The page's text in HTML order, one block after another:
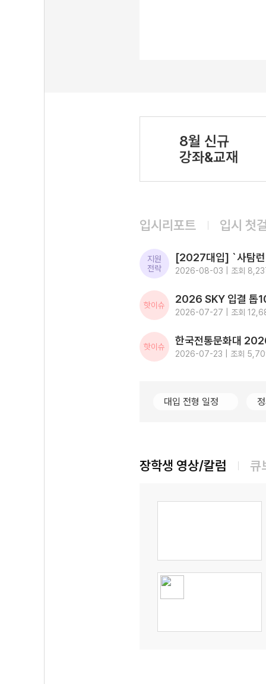
8월 신규
강좌&교재
입시리포트 입시 첫
지원
전략
2026-08-03 | 조회
핫이슈
2026-07-27 | 조회
핫이슈
2026-07-23 | 조회
대입 전형 일정
장학생 영상/칼럼 큐